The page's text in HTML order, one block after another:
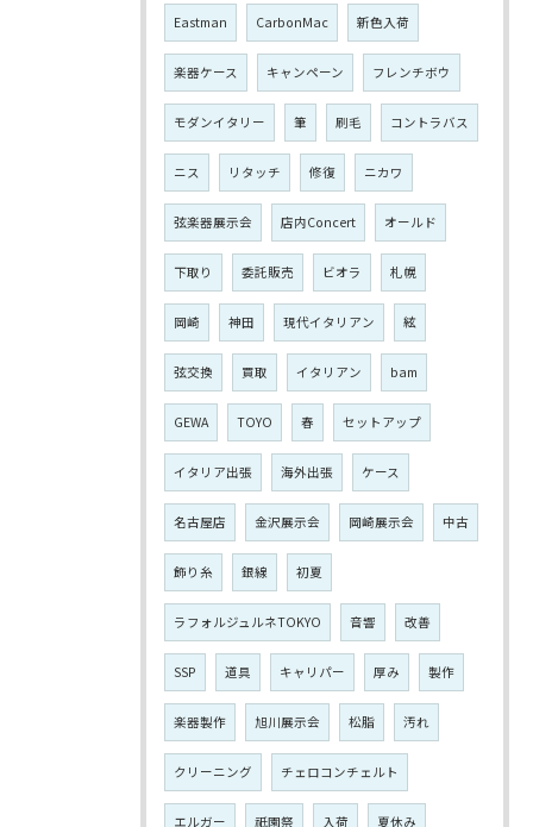
Eastman CarbonMac 新色入荷
楽器ケース キャンペーン フレンチボウ
モダンイタリー 筆 刷毛 コントラバス
ニス リタッチ 修復 ニカワ
弦楽器展示会 店内Concert オールド
下取り 委託販売 ビオラ 札幌
岡崎 神田 現代イタリアン 絃
弦交換 買取 イタリアン bam
GEWA TOYO 春 セットアップ
イタリア出張 海外出張 ケース
名古屋店 金沢展示会 岡崎展示会 中古
飾り糸 銀線 初夏
ラフォルジュルネTOKYO 音響 改善
SSP 道具 キャリパー 厚み 製作
楽器製作 旭川展示会 松脂 汚れ
クリーニング チェロコンチェルト
エルガー 祇園祭 入荷 夏休み